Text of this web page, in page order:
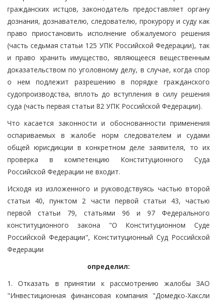
гражданских истцов, законодатель предоставляет органу
дознания, дознавателю, следователю, прокурору и суду как
право приостановить исполнение обжалуемого решения
(часть седьмая статьи 125 УПК Российской Федерации), так
и право хранить имущество, являющееся вещественным
доказательством по уголовному делу, в случае, когда спор
о нем подлежит разрешению в порядке гражданского
судопроизводства, вплоть до вступления в силу решения
суда (часть первая статьи 82 УПК Российской Федерации).
Что касается законности и обоснованности применения
оспариваемых в жалобе норм следователем и судами
общей юрисдикции в конкретном деле заявителя, то их
проверка в компетенцию Конституционного Суда
Российской Федерации не входит.
Исходя из изложенного и руководствуясь частью второй
статьи 40, пунктом 2 части первой статьи 43, частью
первой статьи 79, статьями 96 и 97 Федерального
конституционного закона "О Конституционном Суде
Российской Федерации", Конституционный Суд Российской
Федерации
определил:
1. Отказать в принятии к рассмотрению жалобы ЗАО
"Инвестиционная финансовая компания "Домедко-Хаксли